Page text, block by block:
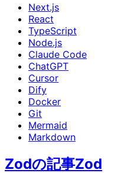
Next.js
React
TypeScript
Node.js
Claude Code
ChatGPT
Cursor
Dify
Docker
Git
Mermaid
Markdown
Zodの記事Zod